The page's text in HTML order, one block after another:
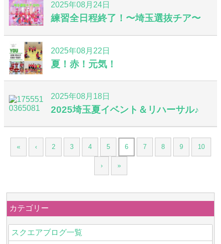
2025年08月24日
練習全日程終了！〜埼玉選抜チア〜
2025年08月22日
夏！赤！元気！
2025年08月18日
2025埼玉夏イベント＆リハーサル♪
« ‹ 2 3 4 5 6 7 8 9 10
› »
カテゴリー
スクエアブログ一覧